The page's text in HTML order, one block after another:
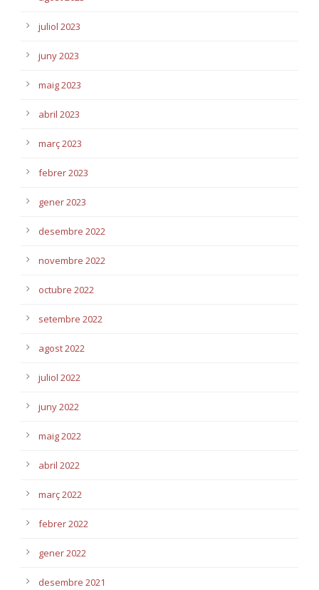
juliol 2023
juny 2023
maig 2023
abril 2023
març 2023
febrer 2023
gener 2023
desembre 2022
novembre 2022
octubre 2022
setembre 2022
agost 2022
juliol 2022
juny 2022
maig 2022
abril 2022
març 2022
febrer 2022
gener 2022
desembre 2021